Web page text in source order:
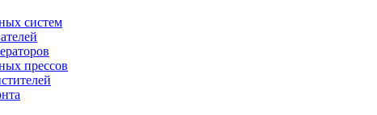
систем
прессов